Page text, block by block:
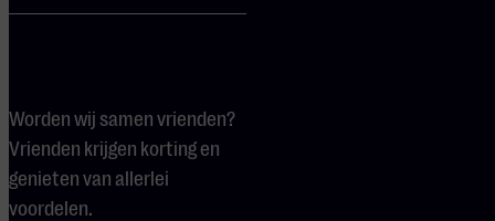
Worden wij samen vrienden?
Vrienden krijgen korting en
genieten van allerlei
voordelen.